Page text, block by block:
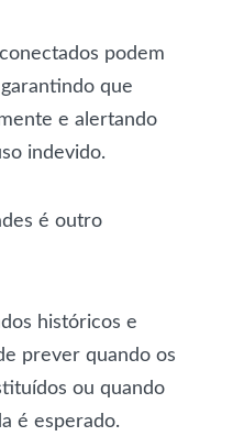
podem
que
e alertando
indevido.
é outro
históricos e
prever quando os
ou quando
é esperado.